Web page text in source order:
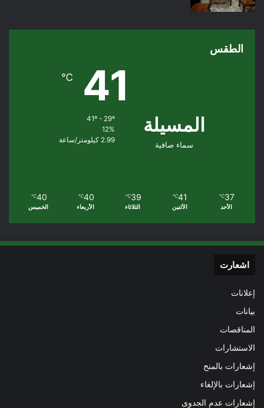
الطقس
المسيلة
سماء صافية
41
℃
12%
2.99 كيلومتر/ساعة
37
℃
الأحد
41
℃
الأثنين
39
℃
الثلاثاء
40
℃
الأربعاء
40
℃
الخميس
اشعارت
إعلانات
بيانات
المناقصات
الاستشارات
إشعارات بالمنح
إشعارات بالإلغاء
إشعارات عدم الجدوى